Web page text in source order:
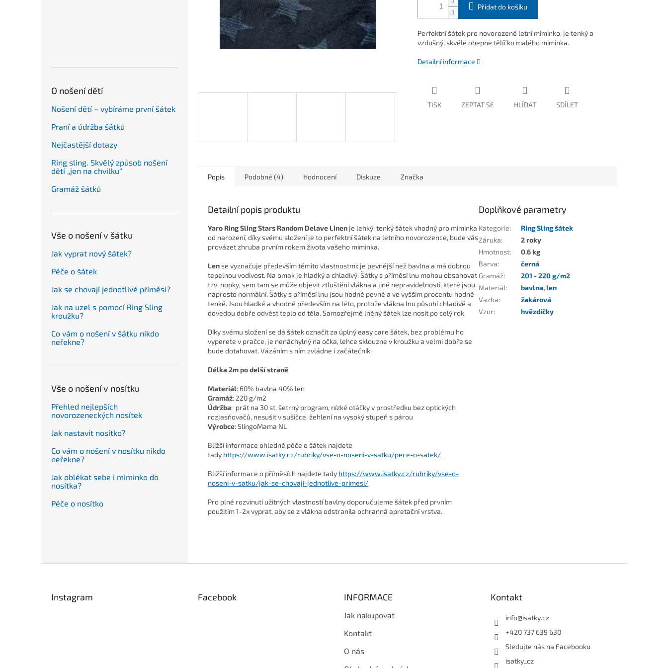
O nošení dětí
Nošení dětí – vybíráme první šátek
Praní a údržba šátků
Nejčastější dotazy
Ring sling. Skvělý způsob nošení
dětí „jen na chvilku“
Gramáž šátků
Vše o nošení v šátku
Jak vyprat nový šátek?
Péče o šátek
Jak se chovají jednotlivé příměsi?
Jak na uzel s pomocí Ring Sling
kroužku?
Co vám o nošení v šátku nikdo
neřekne?
Vše o nošení v nosítku
Přehled nejlepších
novorozeneckých nosítek
Jak nastavit nosítko?
Co vám o nošení v nosítku nikdo
neřekne?
Jak oblékat sebe i miminko do
nosítka?
Péče o nosítko
Přidat do košíku
Perfektní šátek pro novorozené letní miminko, je tenký a
vzdušný, skvěle obepne tělíčko malého miminka.
Detailní informace
TISK ZEPTAT SE HLÍDAT SDÍLET
Popis Podobné (4) Hodnocení Diskuze Značka
Detailní popis produktu
Yaro Ring Sling Stars Random Delave Linen je lehký, tenký šátek vhodný pro miminka
od narození, díky svému složení je to perfektní šátek na letního novorozence, bude vás
provázet zhruba prvním rokem života vašeho miminka.
Lense vyznačuje především těmito vlastnostmi: je pevnější než bavlna a má dobrou
tepelnou vodivost. Na omak je hladký a chladivý. Šátky s příměsí lnu mohou obsahovat
tzv. nopky, sem tam se může objevit ztluštění vlákna a jiné nepravidelnosti, které jsou
naprosto normální. Šátky s příměsí lnu jsou hodně pevné a ve vyšším procentu hodně
tenké. Jsou hladké a vhodné především na léto, protože vlákna lnu působí chladivě a
dovedou dobře odvést teplo od těla. Samozřejmě lněný šátek lze nosit po celý rok.
Díky svému složení se dá šátek označit za úplný easy care šátek, bez problému ho
vyperete v pračce, je nenáchylný na očka, lehce sklouzne v kroužku a velmi dobře se
bude dotahovat. Vázáním s ním zvládne i začátečník.
Délka 2m po delší straně
Materiál: 60% bavlna 40% len
Gramáž: 220 g/m2
Údržba: prát na 30 st, šetrný program, nízké otáčky v prostředku bez optických
rozjasňovačů, nesušit v sušičce, žehlení na vysoký stupeň s párou
Výrobce: SlingoMama NL
Bližší informace ohledně péče o šátek najdete
tady https://www.isatky.cz/rubriky/vse-o-noseni-v-satku/pece-o-satek/
Bližší informace o příměsích najdete tady https://www.isatky.cz/rubriky/vse-o-
noseni-v-satku/jak-se-chovaji-jednotlive-primesi/
Pro plné rozvinutí užitných vlastností bavlny doporučujeme šátek před prvním
použitím 1-2x vyprat, aby se z vlákna odstranila ochranná apretační vrstva.
Doplňkové parametry
Kategorie:
Ring Sling šátek
Záruka:
2 roky
Hmotnost:
0.6 kg
Barva:
černá
Gramáž:
201 - 220 g/m2
Materiál: bavlna,len
Vazba:
žakárová
Vzor: hvězdičky
Instagram Facebook INFORMACE
Jak nakupovat
Kontakt
O nás
Kontakt
info@isatky.cz
+420 737 639 630
Sledujte nás na Facebooku
isatky_cz